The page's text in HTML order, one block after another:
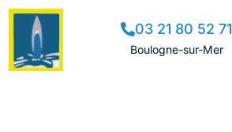
03 21 80 52 71
Boulogne-sur-Mer